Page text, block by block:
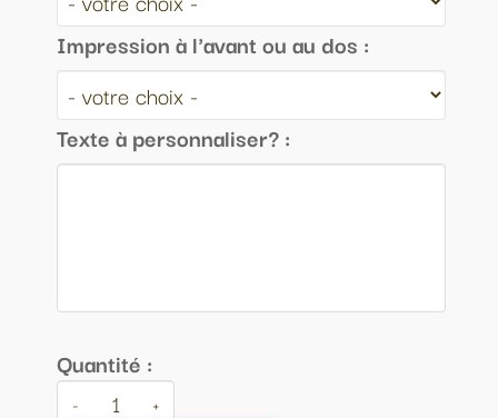
Impression à l'avant ou au dos :
Texte à personnaliser? :
Quantité :
- +